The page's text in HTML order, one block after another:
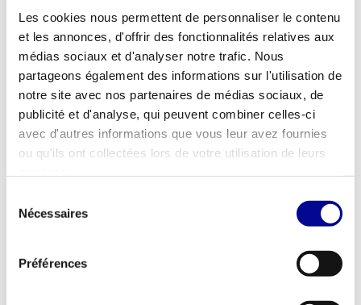
Les cookies nous permettent de personnaliser le contenu
et les annonces, d'offrir des fonctionnalités relatives aux
médias sociaux et d'analyser notre trafic. Nous
partageons également des informations sur l'utilisation de
notre site avec nos partenaires de médias sociaux, de
publicité et d'analyse, qui peuvent combiner celles-ci
avec d'autres informations que vous leur avez fournies
ou qu'ils ont collectées lors de votre utilisation de leurs
Nécessaires
Préférences
Message:*